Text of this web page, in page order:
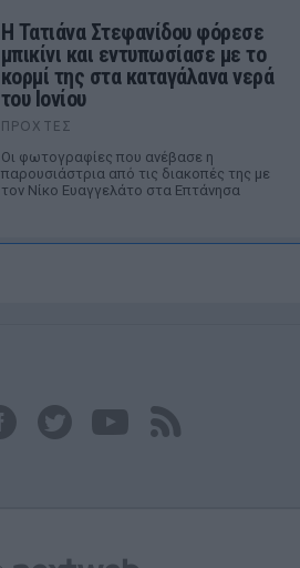
Η Τατιάνα Στεφανίδου φόρεσε
μπικίνι και εντυπωσίασε με το
κορμί της στα καταγάλανα νερά
του Ιονίου
ΠΡΟΧΤΈΣ
Οι φωτογραφίες που ανέβασε η
παρουσιάστρια από τις διακοπές της με
τον Νίκο Ευαγγελάτο στα Επτάνησα